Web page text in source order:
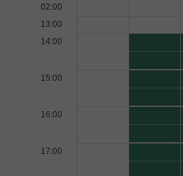
02:00
13:00
14:00
15:00
16:00
17:00